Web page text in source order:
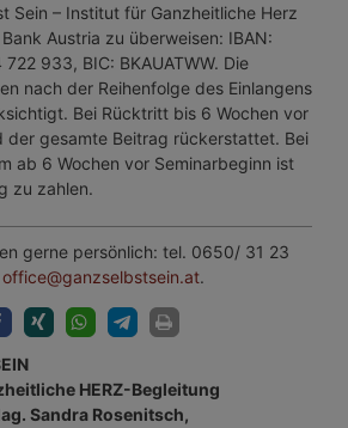
Sein – Institut für Ganzheitliche Herz
Austria zu überweisen: IBAN:
933, BIC: BKAUATWW. Die
nach der Reihenfolge des Einlangens
Bei Rücktritt bis 6 Wochen vor
der gesamte Beitrag rückerstattet. Bei
ab 6 Wochen vor Seminarbeginn ist
zu zahlen.
gerne persönlich: tel. 0650/ 31 23
office@ganzselbstsein.at.
HERZ-Begleitung
Sandra Rosenitsch,